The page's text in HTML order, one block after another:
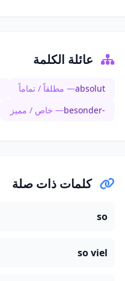
عائلة الكلمة
absolut— مطلقاً / تماماً
besonder-— خاص / مميز
كلمات ذات صلة
so
so viel